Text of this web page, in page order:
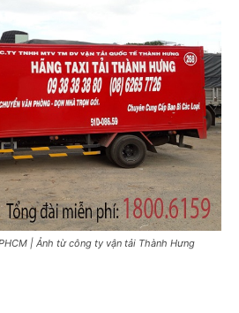
| Ảnh từ công ty vận tải Thành Hưng